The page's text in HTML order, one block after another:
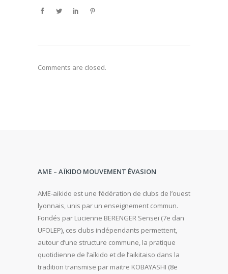
Comments are closed.
AME – AÏKIDO MOUVEMENT ÉVASION
AME-aikido est une fédération de clubs de l’ouest
lyonnais, unis par un enseignement commun.
Fondés par Lucienne BERENGER Senseï (7e dan
UFOLEP), ces clubs indépendants permettent,
autour d’une structure commune, la pratique
quotidienne de l’aïkido et de l’aikitaiso dans la
tradition transmise par maitre KOBAYASHI (8e